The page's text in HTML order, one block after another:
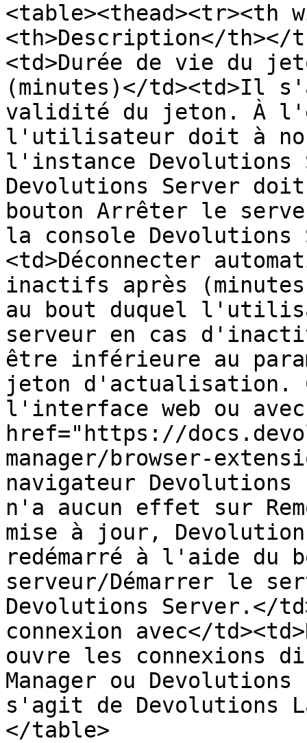
<table><thead><tr><th
<th>Description</th></
<td>Durée de vie du
(minutes)</td><td>Il
validité du jeton. À
l'utilisateur doit à
l'instance Devolutions
Devolutions Server
bouton Arrêter le
la console
<td>Déconnecter
inactifs après
au bout duquel
serveur en cas
être inférieure au
jeton d'actualisation.
l'interface web ou
href="https://
manager/browser-
navigateur Devolutions
n'a aucun effet sur
mise à jour,
redémarré à l'aide du
serveur/Démarrer le
Devolutions Server.</
connexion avec</
ouvre les connexions
Manager ou
s'agit de Devolutions
</table>